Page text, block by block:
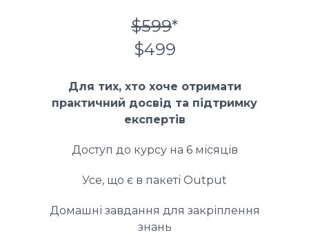
$599*
$499
Для тих, хто хоче отримати
практичний досвід та підтримку
експертів
Доступ до курсу на 6 місяців
Усе, що є в пакеті Output
Домашні завдання для закріплення
знань